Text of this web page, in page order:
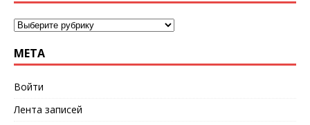
МЕТА
Войти
Лента записей